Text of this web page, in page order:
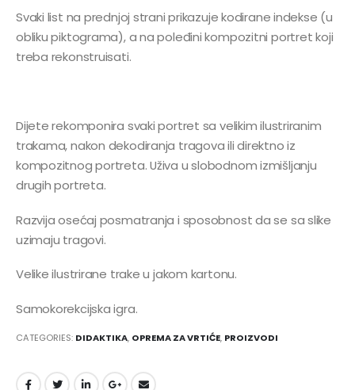
Svaki list na prednjoj strani prikazuje kodirane indekse (u
obliku piktograma), a na poleđini kompozitni portret koji
treba rekonstruisati.
Dijete rekomponira svaki portret sa velikim ilustriranim
trakama, nakon dekodiranja tragova ili direktno iz
kompozitnog portreta. Uživa u slobodnom izmišljanju
drugih portreta.
Razvija osećaj posmatranja i sposobnost da se sa slike
uzimaju tragovi.
Velike ilustrirane trake u jakom kartonu.
Samokorekcijska igra.
CATEGORIES: DIDAKTIKA, OPREMA ZA VRTIĆE, PROIZVODI